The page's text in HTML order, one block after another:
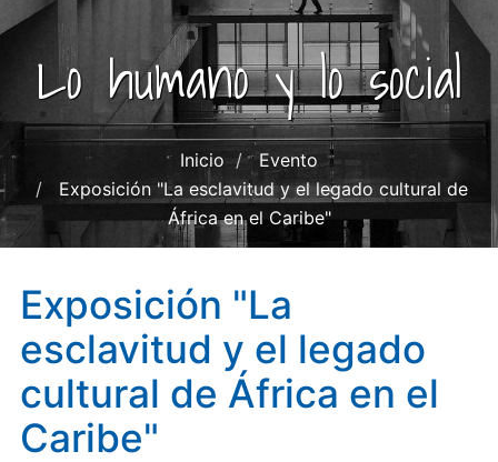
Lo humano y lo social
Inicio
Evento
Exposición "La esclavitud y el legado cultural de
África en el Caribe"
Exposición "La
esclavitud y el legado
cultural de África en el
Caribe"